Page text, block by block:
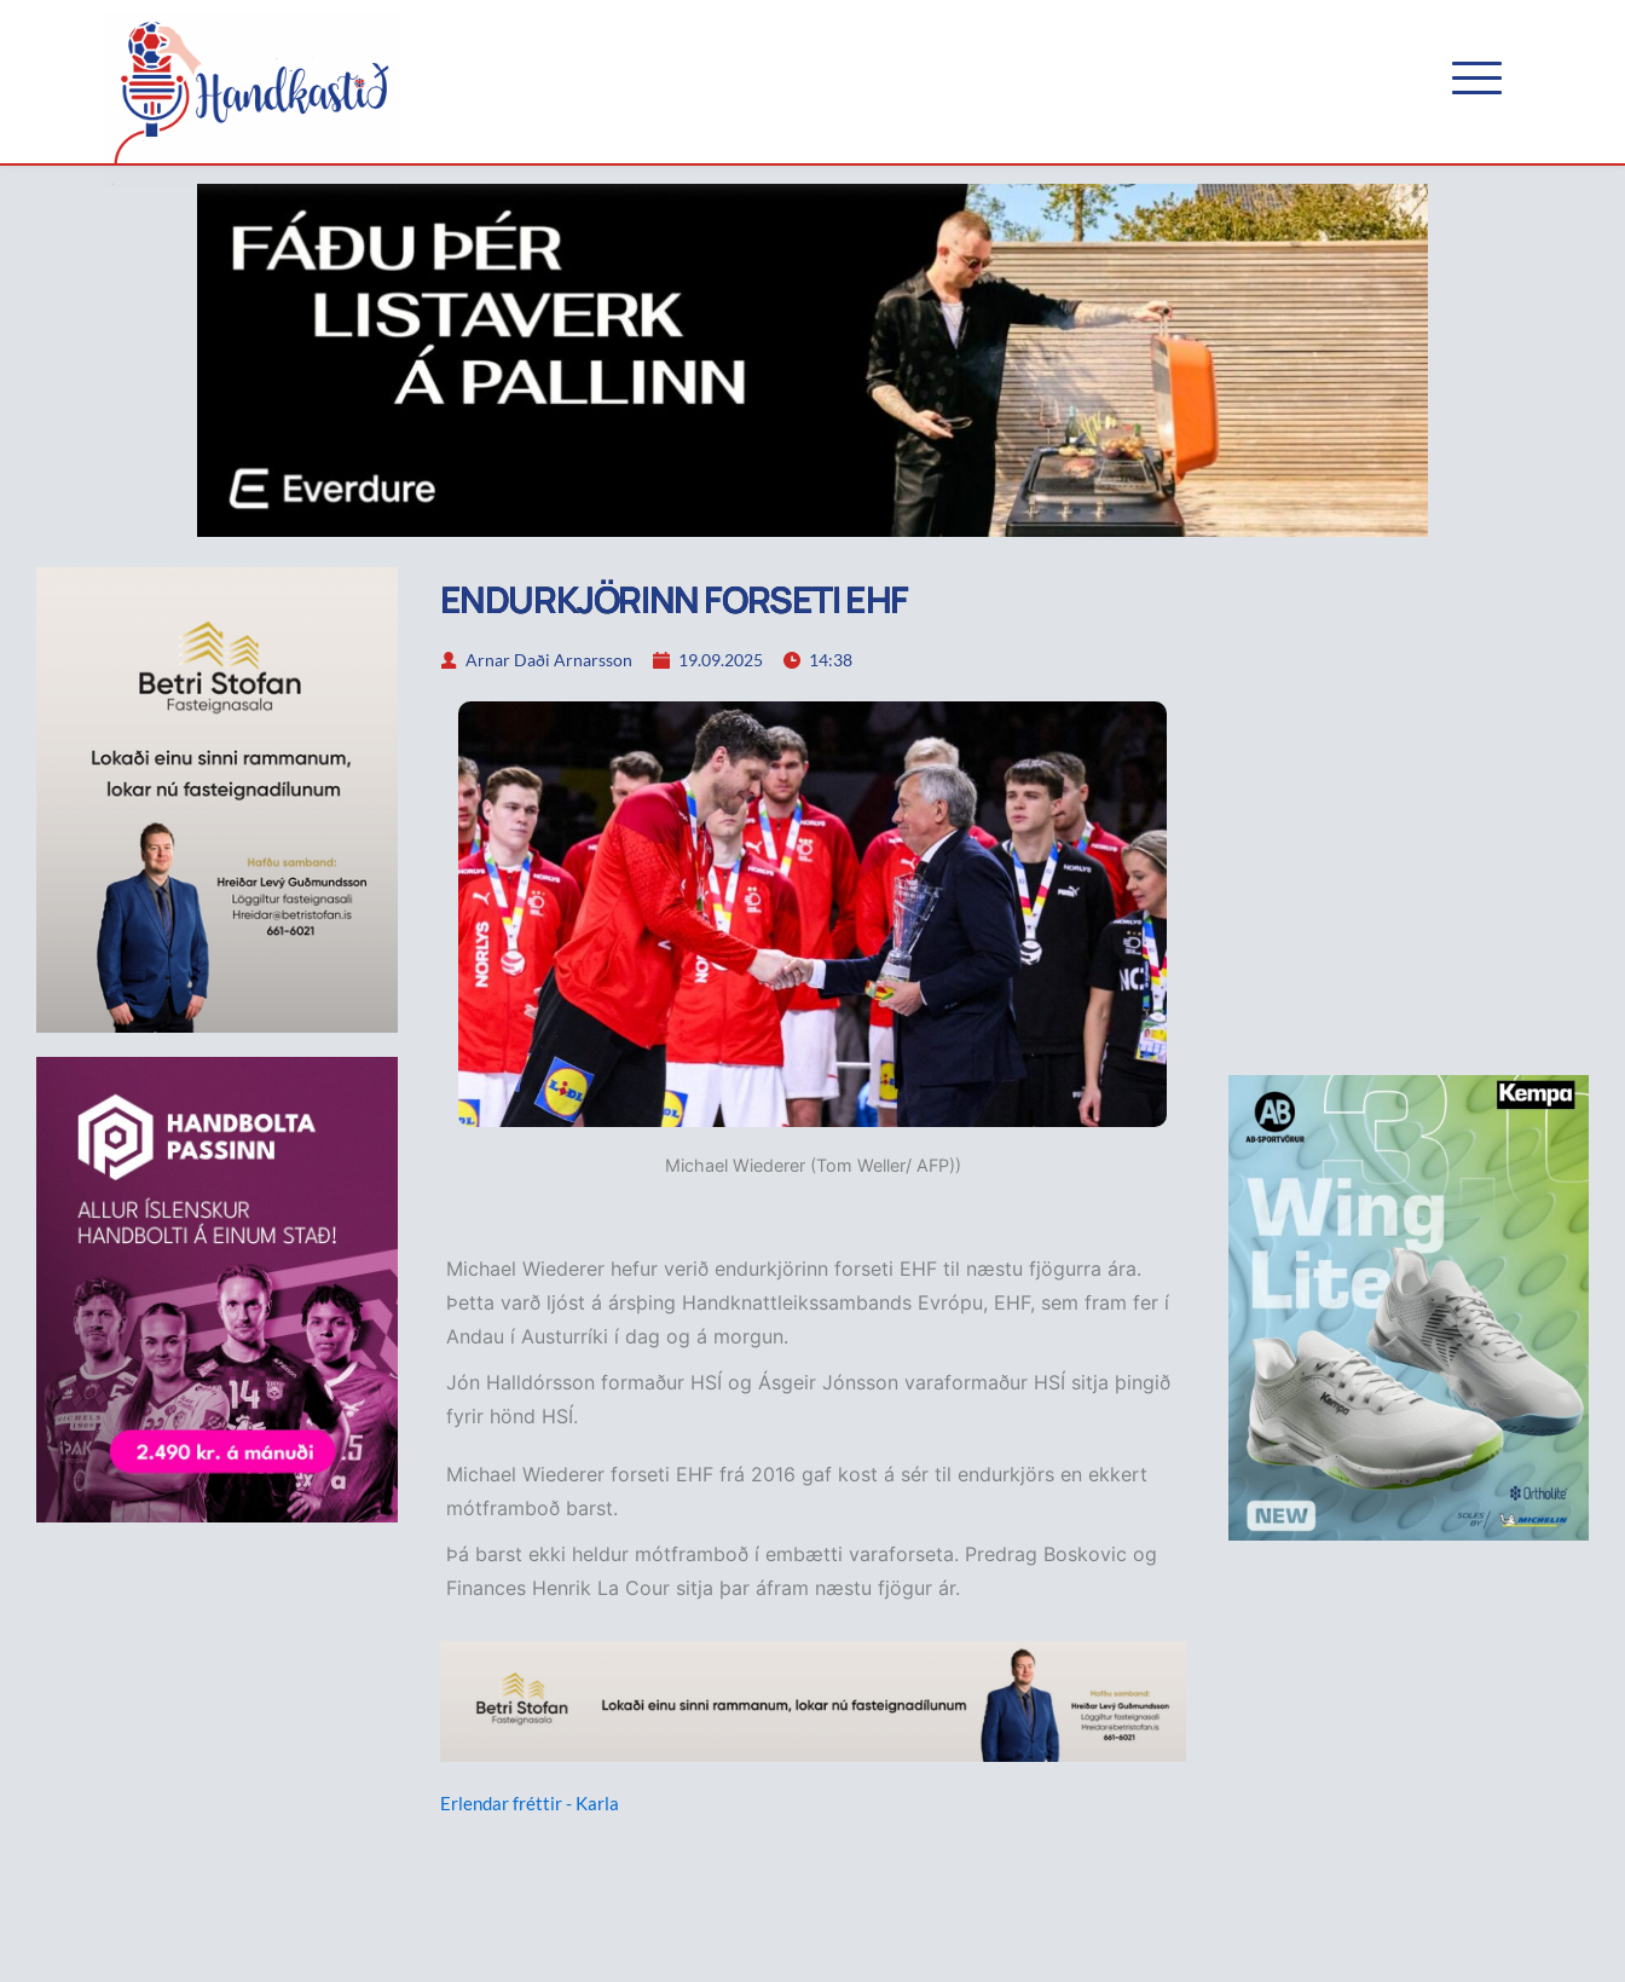
ENDURKJÖRINN FORSETI EHF
Arnar Daði Arnarsson 19.09.2025 14:38
Michael Wiederer (Tom Weller/ AFP))
Michael Wiederer hefur verið endurkjörinn forseti EHF til næstu fjögurra ára.
Þetta varð ljóst á ársþing Handknattleikssambands Evrópu, EHF, sem fram fer í
Andau í Austurríki í dag og á morgun.
Jón Halldórsson formaður HSÍ og Ásgeir Jónsson varaformaður HSÍ sitja þingið
fyrir hönd HSÍ.
Michael Wiederer forseti EHF frá 2016 gaf kost á sér til endurkjörs en ekkert
mótframboð barst.
Þá barst ekki heldur mótframboð í embætti varaforseta. Predrag Boskovic og
Finances Henrik La Cour sitja þar áfram næstu fjögur ár.
Erlendar fréttir - Karla